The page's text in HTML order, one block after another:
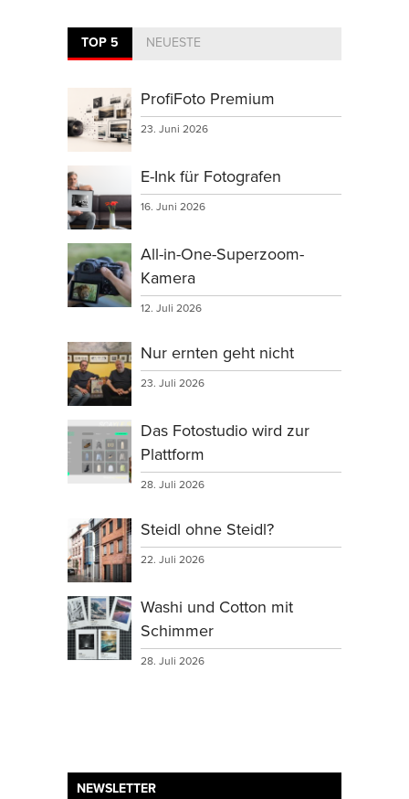
TOP 5 NEUESTE
ProfiFoto Premium
23. Juni 2026
E-Ink für Fotografen
16. Juni 2026
All-in-One-Superzoom-
Kamera
12. Juli 2026
Nur ernten geht nicht
23. Juli 2026
Das Fotostudio wird zur
Plattform
28. Juli 2026
Steidl ohne Steidl?
22. Juli 2026
Washi und Cotton mit
Schimmer
28. Juli 2026
NEWSLETTER